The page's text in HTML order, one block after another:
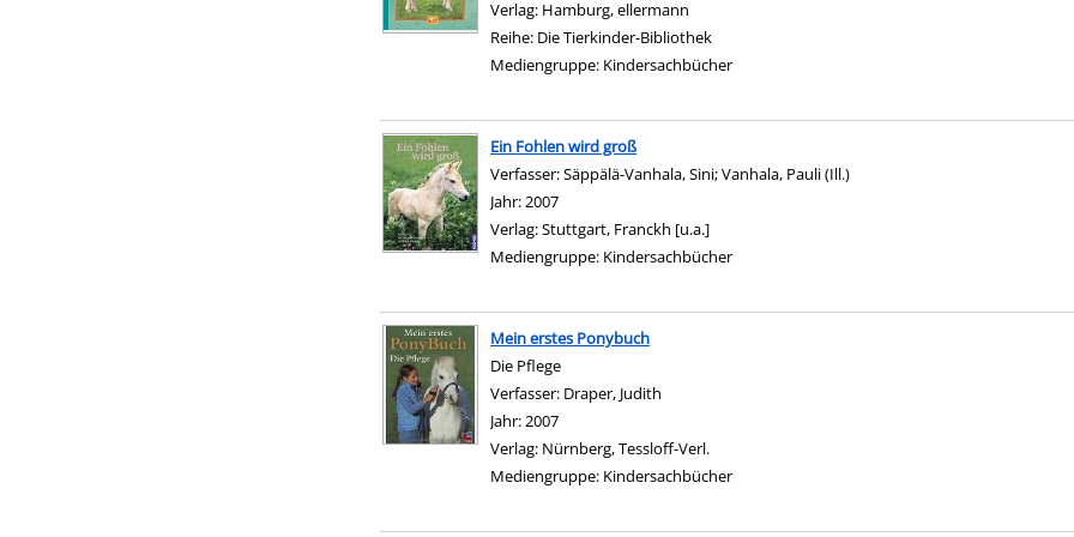
Verlag: Hamburg, ellermann
Reihe: Die Tierkinder-Bibliothek
Mediengruppe: Kindersachbücher
Ein Fohlen wird groß
Verfasser:Säppälä-Vanhala, Sini;Vanhala, Pauli (Ill.)
Jahr:2007
Verlag:Stuttgart, Franckh [u.a.]
Mediengruppe: Kindersachbücher
Mein erstes Ponybuch
Die Pflege
Verfasser: Draper, Judith
Jahr:2007
Verlag: Nürnberg, Tessloff-Verl.
Mediengruppe: Kindersachbücher